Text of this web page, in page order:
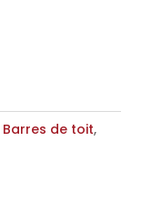
Barres de toit,